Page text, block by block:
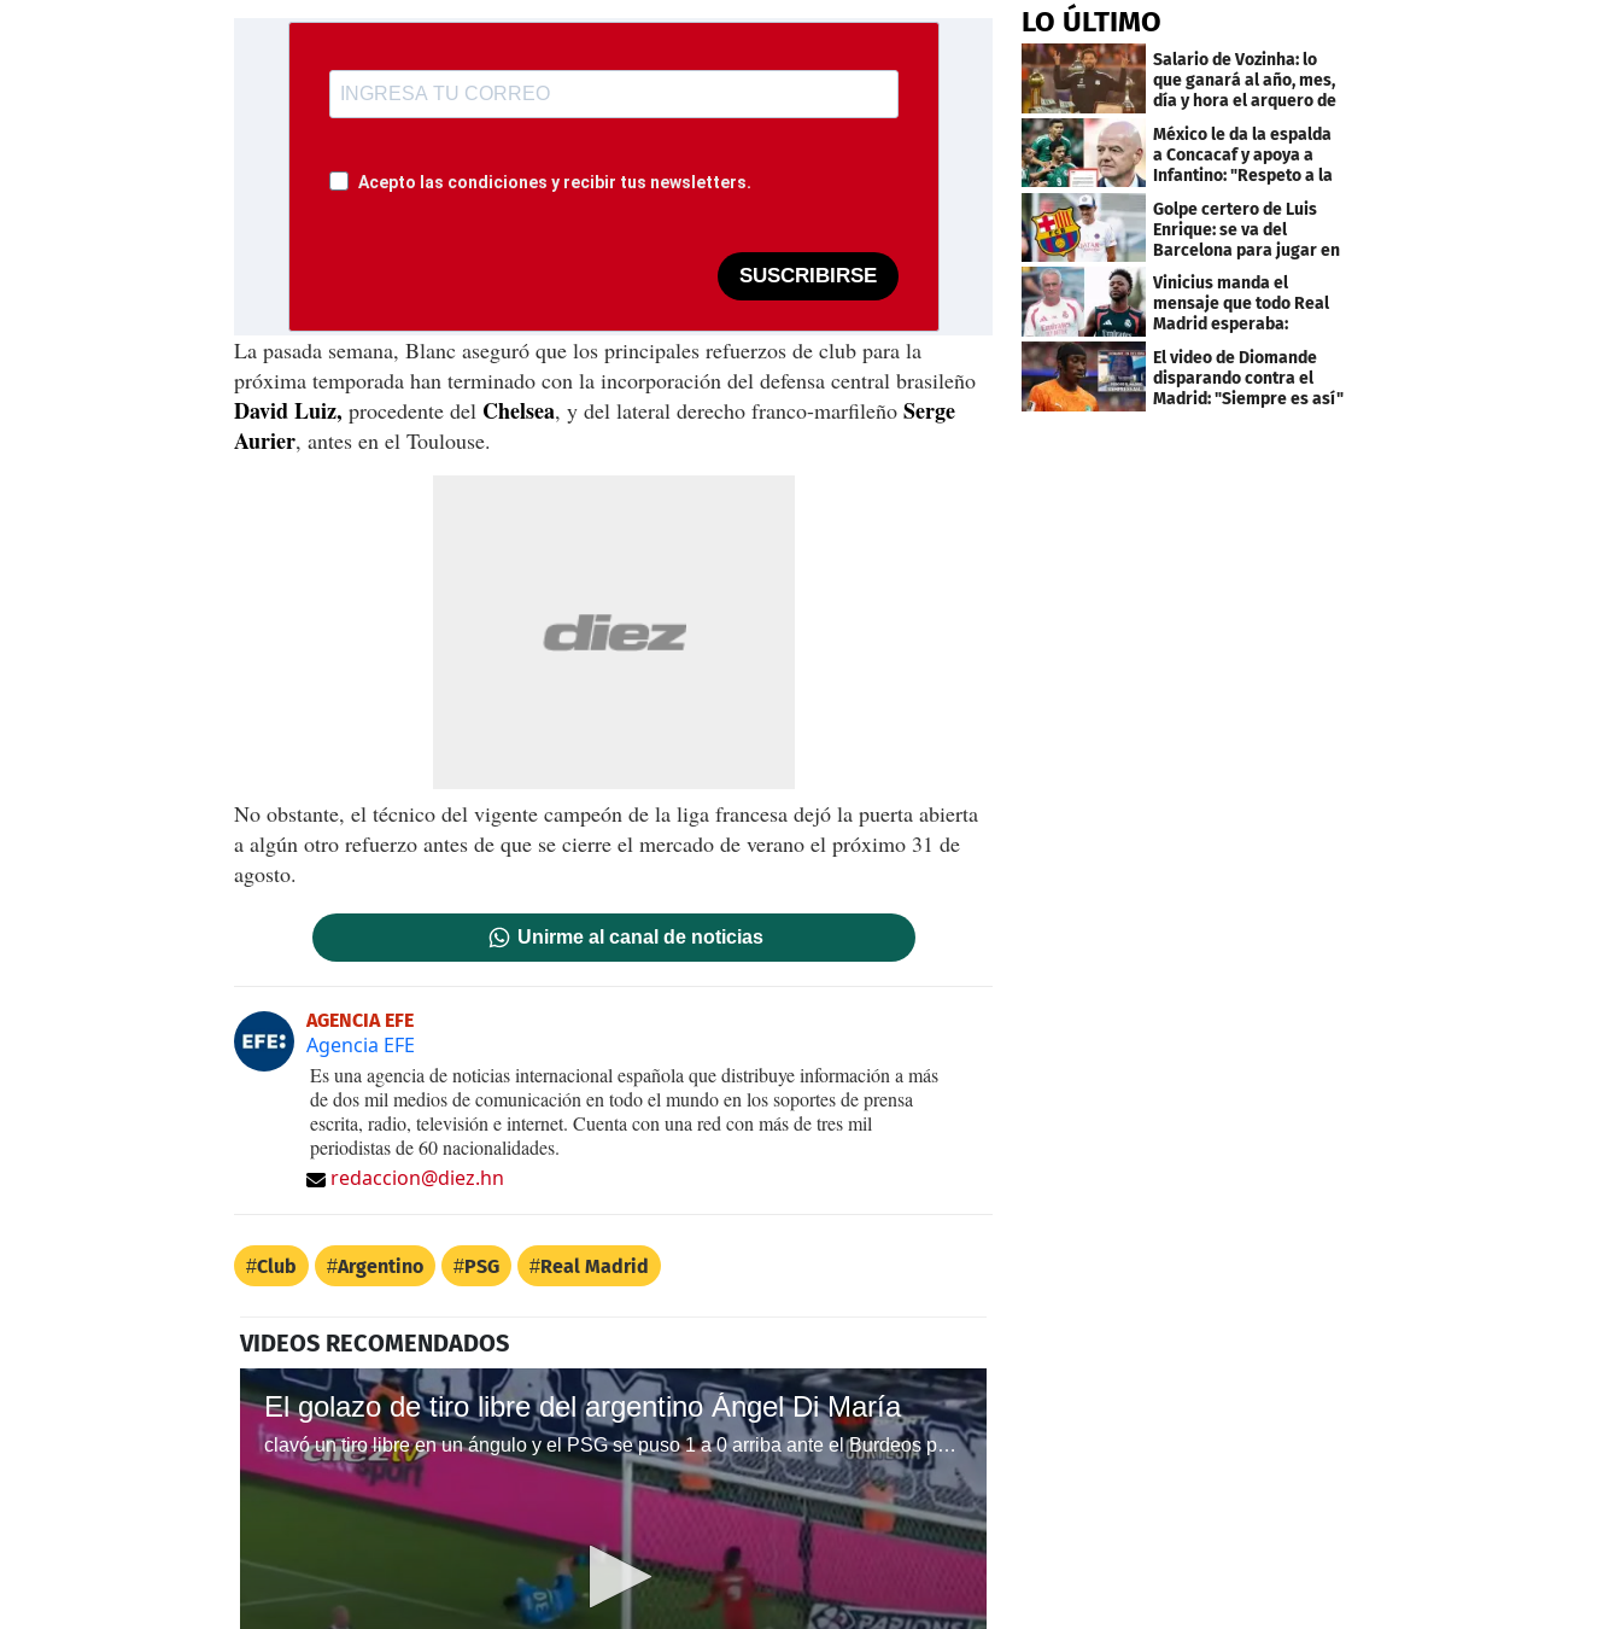
Acepto las condiciones y recibir tus newsletters.
SUSCRIBIRSE
La pasada semana, Blanc aseguró que los principales refuerzos de club para la
próxima temporada han terminado con la incorporación del defensa central brasileño
David Luiz, procedente del Chelsea, y del lateral derecho franco-marfileño Serge
Aurier, antes en el Toulouse.
No obstante, el técnico del vigente campeón de la liga francesa dejó la puerta abierta
a algún otro refuerzo antes de que se cierre el mercado de verano el próximo 31 de
agosto.
Unirme al canal de noticias
AGENCIA EFE
Agencia EFE
Es una agencia de noticias internacional española que distribuye información a más
de dos mil medios de comunicación en todo el mundo en los soportes de prensa
escrita, radio, televisión e internet. Cuenta con una red con más de tres mil
periodistas de 60 nacionalidades.
redaccion@diez.hn
Club Argentino PSG Real Madrid
VIDEOS RECOMENDADOS
El golazo de tiro libre del argentino Ángel Di María
clavó un tiro libre en un ángulo y el PSG se puso 1 a 0 arriba ante el Burdeos por la Copa de Liga de Francia.
LO ÚLTIMO
Salario de Vozinha: lo
que ganará al año, mes,
día y hora el arquero de
Cabo Verde
México le da la espalda
a Concacaf y apoya a
Infantino: "Respeto a la
gobernanza"
Golpe certero de Luis
Enrique: se va del
Barcelona para jugar en
el PSG
Vinicius manda el
mensaje que todo Real
Madrid esperaba:
"Mourinho..."
El video de Diomande
disparando contra el
Madrid: "Siempre es así"